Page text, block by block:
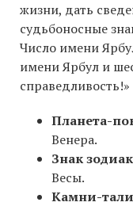
жизни, дать
судьбоносные
Число имени
имени Ярбул и
справедливость!»
Планета-
Венера.
Знак
Весы.
Камни-